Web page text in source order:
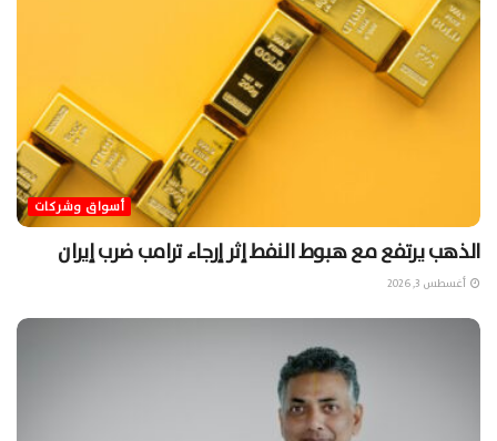
أسواق وشركات
الذهب يرتفع مع هبوط النفط إثر إرجاء ترامب ضرب إيران
أغسطس 3, 2026